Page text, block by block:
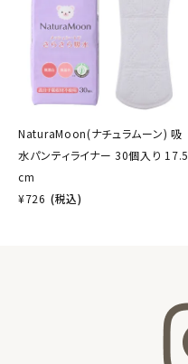
NaturaMoon(ナチュラムーン) 吸
水パンティライナー 30個入り 17.5
cm
¥726 (税込)